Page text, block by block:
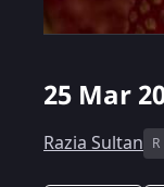
25 Mar
Razia Sultan R